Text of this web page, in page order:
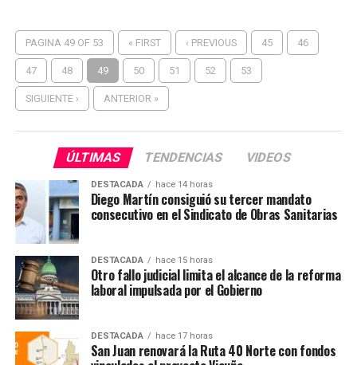
PAGINA 49 OF 53 « FIRST ‹ PREVIOUS 45 46
47 48 49 50 51 52 53
SIGUIENTE › ANTERIOR »
ÚLTIMAS TENDENCIAS VIDEOS
DESTACADA hace 14 horas
Diego Martín consiguió su tercer mandato
consecutivo en el Sindicato de Obras Sanitarias
DESTACADA hace 15 horas
Otro fallo judicial limita el alcance de la reforma
laboral impulsada por el Gobierno
DESTACADA hace 17 horas
San Juan renovará la Ruta 40 Norte con fondos